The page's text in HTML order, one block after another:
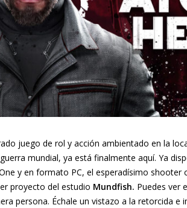
juego de rol y acción ambientado en la
mundial, ya está finalmente aquí. Ya
y en formato PC, el esperadísimo
proyecto del estudio Mundfish. Puedes ver
persona. Échale un vistazo a la retorcida